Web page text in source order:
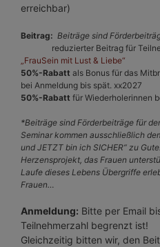
erreichbar)
Beitrag: Beiträge sind
reduzierter Beitrag für
„FrauSein mit Lust & Liebe“
50%-Rabatt als Bonus für das
bei Anmeldung bis spät. xx2027
50%-Rabatt für Wiederholerinnen
*Beiträge sind Förderbeiträge für
Seminar kommen ausschließlich
und JETZT bin ich SICHER“ zu
Herzensprojekt, das Frauen
Laufe dieses Lebens Übergriffe
Frauen…
Anmeldung: Bitte per Email
Teilnehmerzahl begrenzt ist!
Gleichzeitig bitten wir, den